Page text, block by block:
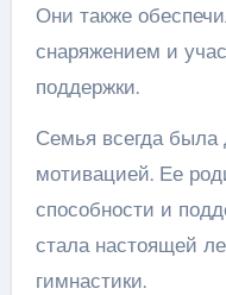
Они также
снаряжением и
поддержки.
Семья всегда
мотивацией. Ее
способности и
стала настоящей
гимнастики.